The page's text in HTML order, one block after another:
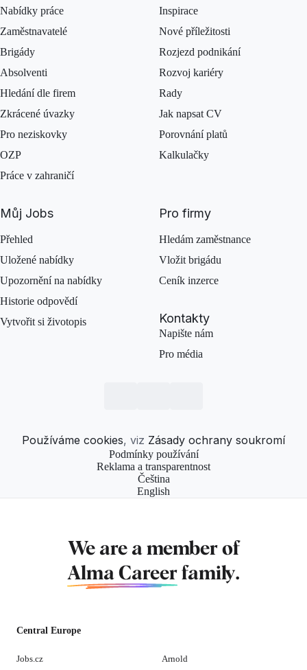
Nabídky práce
Zaměstnavatelé
Brigády
Absolventi
Hledání dle firem
Zkrácené úvazky
Pro neziskovky
OZP
Práce v zahraničí
Inspirace
Nové příležitosti
Rozjezd podnikání
Rozvoj kariéry
Rady
Jak napsat CV
Porovnání platů
Kalkulačky
Můj Jobs
Přehled
Uložené nabídky
Upozornění na nabídky
Historie odpovědí
Vytvořit si životopis
Pro firmy
Hledám zaměstnance
Vložit brigádu
Ceník inzerce
Kontakty
Napište nám
Pro média
Používáme cookies, viz Zásady ochrany soukromí
Podmínky používání
Reklama a transparentnost
Čeština
English
We are a member of
Alma Career family.
Central Europe
Jobs.cz
Arnold